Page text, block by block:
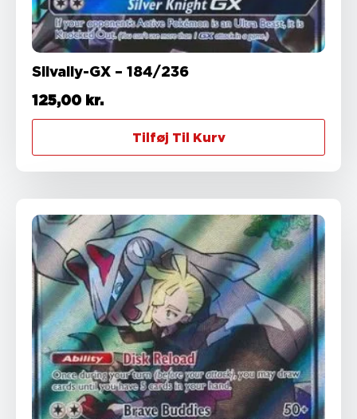
Silvally-GX – 184/236
125,00 kr.
Tilføj Til Kurv